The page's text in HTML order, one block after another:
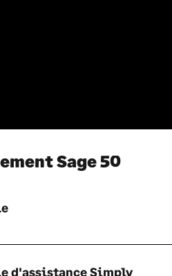
Sage 50
d'assistance Simply